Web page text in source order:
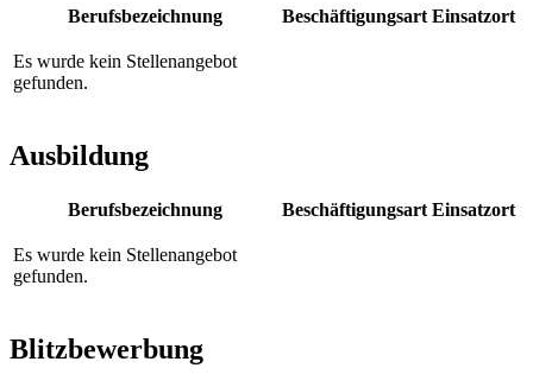
Berufsbezeichnung Beschäftigungsart Einsatzort
Es wurde kein Stellenangebot
gefunden.
Ausbildung
Berufsbezeichnung Beschäftigungsart Einsatzort
Es wurde kein Stellenangebot
gefunden.
Blitzbewerbung